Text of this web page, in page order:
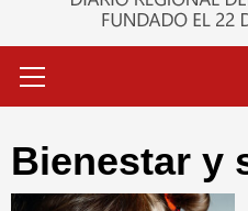
primario
Bienestar y